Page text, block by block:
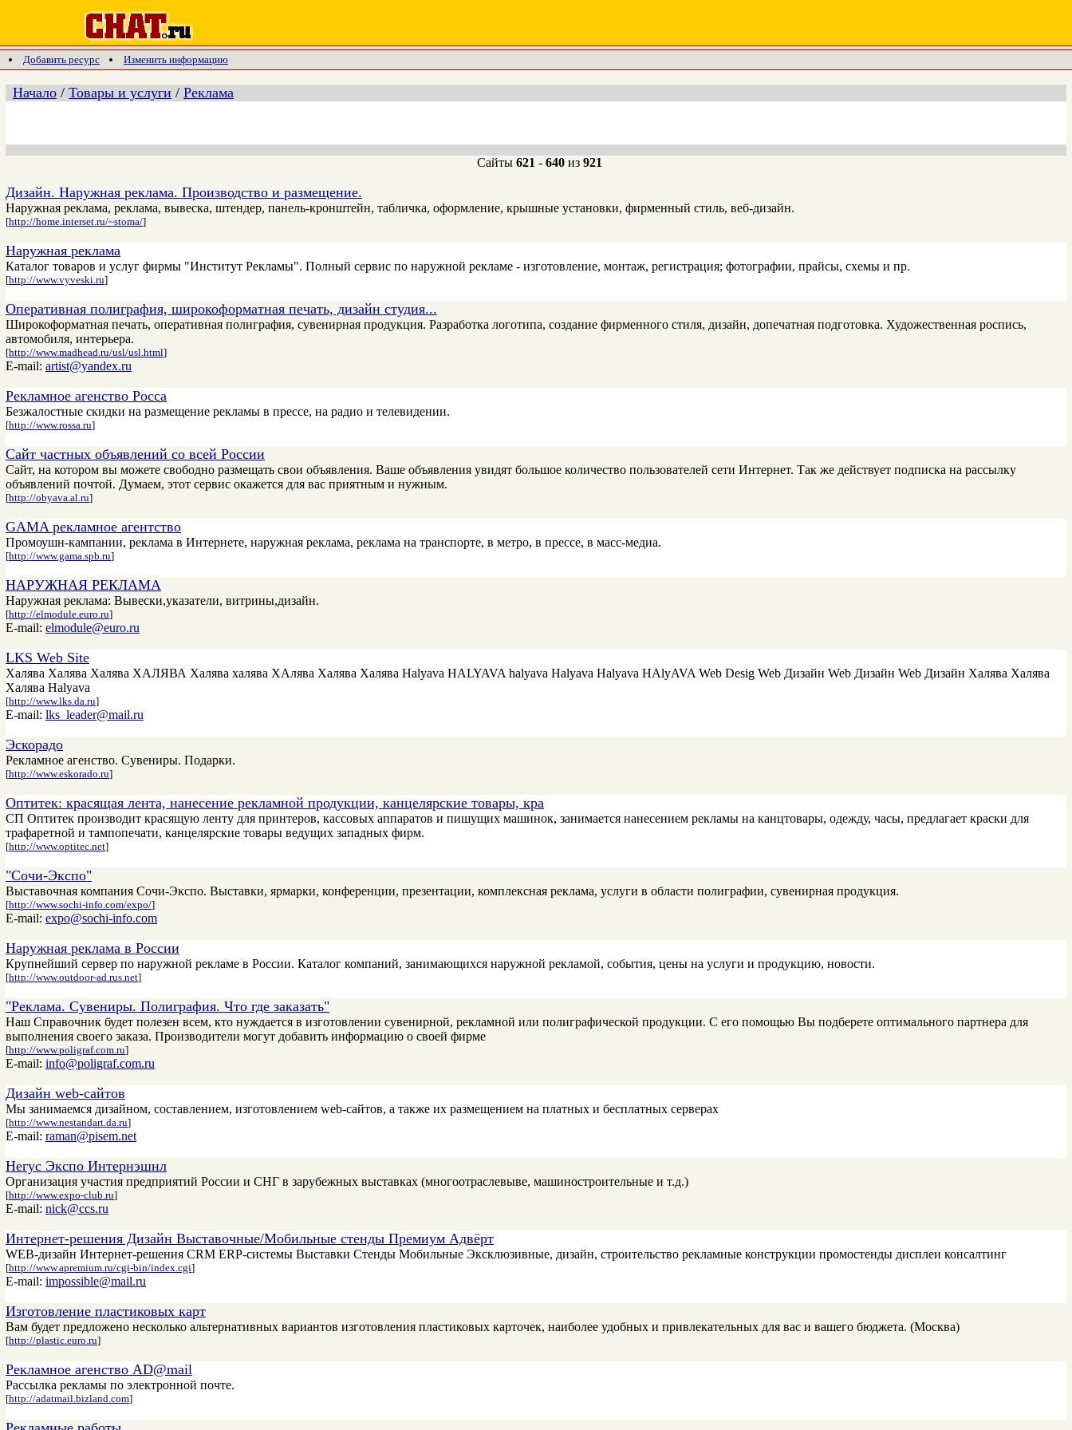
Добавить ресурс Изменить информацию
Начало / Товары и услуги / Реклама
Сайты 621 - 640из 921
Дизайн. Наружная реклама. Производство и размещение.
Наружная реклама, реклама, вывеска, штендер, панель-кронштейн, табличка, оформление, крышные установки, фирменный стиль, веб-дизайн.
[http://home.interset.ru/~stoma/]
Наружная реклама
Каталог товаров и услуг фирмы "Институт Рекламы". Полный сервис по наружной рекламе - изготовление, монтаж, регистрация; фотографии, прайсы, схемы и пр.
[http://www.vyveski.ru]
Оперативная полиграфия, широкоформатная печать, дизайн студия...
Широкоформатная печать, оперативная полиграфия, сувенирная продукция. Разработка логотипа, создание фирменного стиля, дизайн, допечатная подготовка. Художественная роспись,
автомобиля, интерьера.
[http://www.madhead.ru/usl/usl.html]
E-mail: artist@yandex.ru
Рекламное агенство Росса
Безжалостные скидки на размещение рекламы в прессе, на радио и телевидении.
[http://www.rossa.ru]
Сайт частных объявлений со всей России
Cайт, на котором вы можете свободно размещать свои объявления. Ваше объявления увидят большое количество пользователей сети Интернет. Так же действует подписка на рассылку
объявлений почтой. Думаем, этот сервис окажется для вас приятным и нужным.
[http://obyava.al.ru]
GAMA рекламное агентство
Промоушн-кампании, реклама в Интернете, наружная реклама, реклама на транспорте, в метро, в прессе, в масс-медиа.
[http://www.gama.spb.ru]
НАРУЖНАЯ РЕКЛАМА
Наружная реклама: Вывески,указатели, витрины,дизайн.
[http://elmodule.euro.ru]
E-mail: elmodule@euro.ru
LKS Web Site
Халява Халява Халява ХАЛЯВА Халява халява ХАлява Халява Халява Halyava HALYAVA halyava Halyava Halyava HAlyAVA Web Desig Web Дизайн Web Дизайн Web Дизайн Халява Халява
Халява Halyava
[http://www.lks.da.ru]
E-mail: lks_leader@mail.ru
Эскорадо
Рекламное агенство. Сувениры. Подарки.
[http://www.eskorado.ru]
Оптитек: красящая лента, нанесение рекламной продукции, канцелярские товары, кра
СП Оптитек производит красящую ленту для принтеров, кассовых аппаратов и пишущих машинок, занимается нанесением рекламы на канцтовары, одежду, часы, предлагает краски для
трафаретной и тампопечати, канцелярские товары ведущих западных фирм.
[http://www.optitec.net]
"Сочи-Экспо"
Выставочная компания Сочи-Экспо. Выставки, ярмарки, конференции, презентации, комплексная реклама, услуги в области полиграфии, сувенирная продукция.
[http://www.sochi-info.com/expo/]
E-mail: expo@sochi-info.com
Наружная реклама в России
Крупнейший сервер по наружной рекламе в России. Каталог компаний, занимающихся наружной рекламой, события, цены на услуги и продукцию, новости.
[http://www.outdoor-ad.rus.net]
"Реклама. Сувениры. Полиграфия. Что где заказать"
Наш Справочник будет полезен всем, кто нуждается в изготовлении сувенирной, рекламной или полиграфической продукции. С его помощью Вы подберете оптимального партнера для
выполнения своего заказа. Производители могут добавить информацию о своей фирме
[http://www.poligraf.com.ru]
E-mail: info@poligraf.com.ru
Дизайн web-сайтов
Мы занимаемся дизайном, составлением, изготовлением web-сайтов, а также их размещением на платных и бесплатных серверах
[http://www.nestandart.da.ru]
E-mail: raman@pisem.net
Негус Экспо Интернэшнл
Организация участия предприятий России и СНГ в зарубежных выставках (многоотраслевыве, машиностроительные и т.д.)
[http://www.expo-club.ru]
E-mail: nick@ccs.ru
Интернет-решения Дизайн Выставочные/Мобильные стенды Премиум Адвёрт
WEB-дизайн Интернет-решения CRM ERP-системы Выставки Стенды Мобильные Эксклюзивные, дизайн, строительство рекламные конструкции промостенды дисплеи консалтинг
[http://www.apremium.ru/cgi-bin/index.cgi]
E-mail: impossible@mail.ru
Изготовление пластиковых карт
Вам будет предложено несколько альтернативных вариантов изготовления пластиковых карточек, наиболее удобных и привлекательных для вас и вашего бюджета. (Москва)
[http://plastic.euro.ru]
Рекламное агенство AD@mail
Рассылка рекламы по электронной почте.
[http://adatmail.bizland.com]